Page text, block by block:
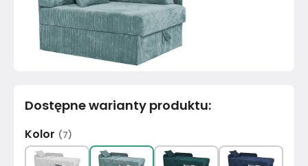
Dostępne warianty produktu:
Kolor (7)